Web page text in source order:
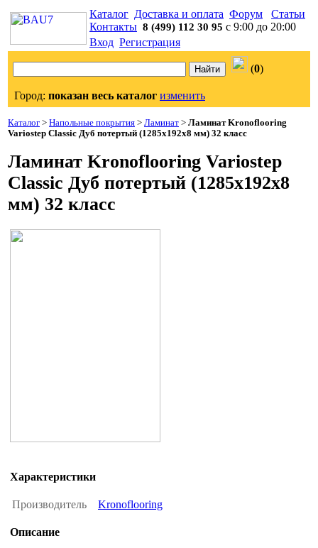
Каталог Доставка и оплата Форум
Статьи
Контакты 8 (499) 112 30 95 с 9:00 до 20:00
Вход Регистрация
(0)
Город: показан весь каталог изменить
Каталог > Напольные покрытия > Ламинат > Ламинат Kronoflooring
Variostep Classic Дуб потертый (1285x192x8 мм) 32 класс
Ламинат Kronoflooring Variostep
Classic Дуб потертый (1285x192x8
мм) 32 класс
Характеристики
Производитель Kronoflooring
Описание